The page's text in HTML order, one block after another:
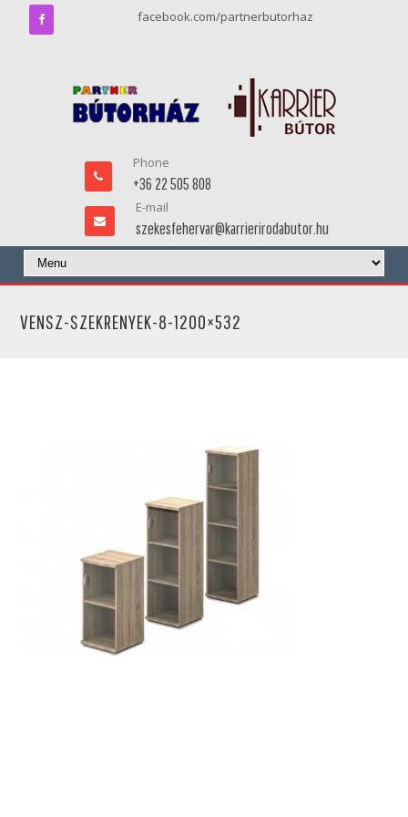
facebook.com/partnerbutorhaz
Phone
+36 22 505 808
E-mail
szekesfehervar@karrierirodabutor.hu
VENSZ-SZEKRENYEK-8-1200×532